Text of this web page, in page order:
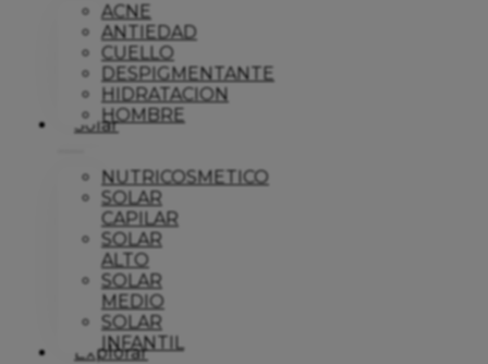
ACNE
ANTIEDAD
CUELLO
DESPIGMENTANTE
HIDRATACION
HOMBRE
Solar
NUTRICOSMETICO
SOLAR
CAPILAR
SOLAR
ALTO
SOLAR
MEDIO
SOLAR
INFANTIL
Explorar